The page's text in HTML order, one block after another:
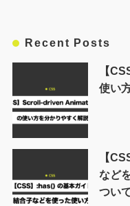
Recent Posts
【
使い
【
など
つい